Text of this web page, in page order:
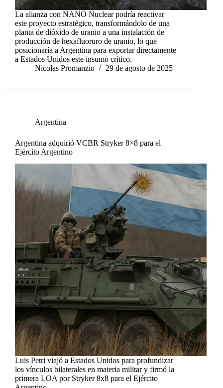
La alianza con NANO Nuclear podría reactivar
este proyecto estratégico, transformándolo de una
planta de dióxido de uranio a una instalación de
producción de hexafluoruro de uranio, lo que
posicionaría a Argentina para exportar directamente
a Estados Unidos este insumo crítico.
Nicolas Promanzio
29 de agosto de 2025
Argentina
Argentina adquirió VCBR Stryker 8×8 para el
Ejército Argentino
Luis Petri viajó a Estados Unidos para profundizar
los vínculos bilaterales en materia militar y firmó la
primera LOA por Stryker 8x8 para el Ejército